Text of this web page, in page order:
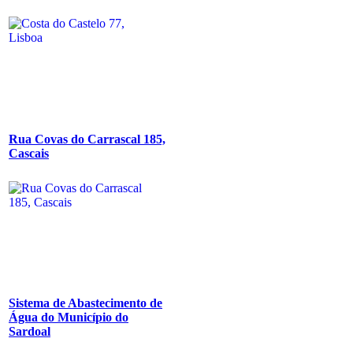
Rua Covas do Carrascal 185,
Cascais
Sistema de Abastecimento de
Água do Município do
Sardoal